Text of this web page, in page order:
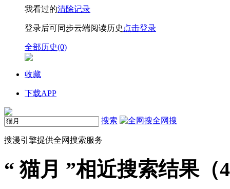
我看过的清除记录
登录后可同步云端阅读历史 点击登录
全部历史(0)
收藏
下载APP
搜索 全网搜
搜漫引擎提供全网搜索服务
“ 猫月 ”相近搜索结果（